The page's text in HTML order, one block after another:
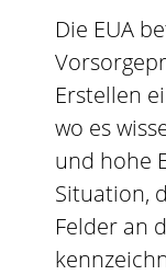
Die EUA
Erstellen
wo es
und hohe
Situation,
Felder an